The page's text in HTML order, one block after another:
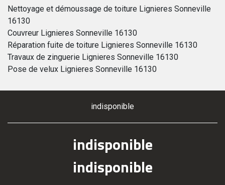
Nettoyage et démoussage de toiture Lignieres Sonneville
16130
Couvreur Lignieres Sonneville 16130
Réparation fuite de toiture Lignieres Sonneville 16130
Travaux de zinguerie Lignieres Sonneville 16130
Pose de velux Lignieres Sonneville 16130
indisponible
indisponible
indisponible